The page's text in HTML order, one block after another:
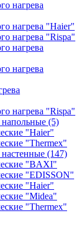
нагрева
нагрева "Haier"
нагрева "Rispa"
нагрева
нагрева
нагрева "Rispa"
напольные (5)
"Haier"
"Thermex"
настенные (147)
"BAXI"
"EDISSON"
"Haier"
"Midea"
"Thermex"